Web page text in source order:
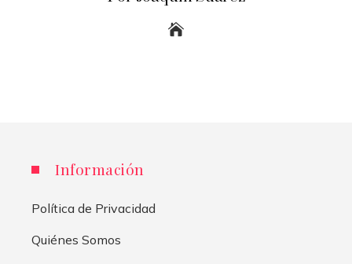
Información
Política de Privacidad
Quiénes Somos